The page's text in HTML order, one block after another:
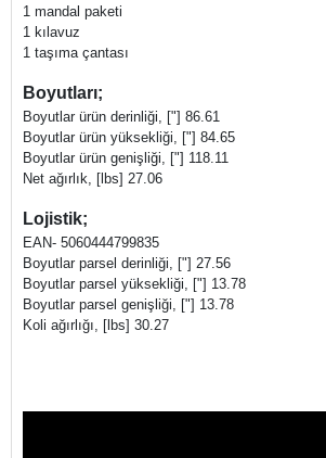
1 mandal paketi
1 kılavuz
1 taşıma çantası
Boyutları;
Boyutlar ürün derinliği, ["] 86.61
Boyutlar ürün yüksekliği, ["] 84.65
Boyutlar ürün genişliği, ["] 118.11
Net ağırlık, [lbs] 27.06
Lojistik;
EAN- 5060444799835
Boyutlar parsel derinliği, ["] 27.56
Boyutlar parsel yüksekliği, ["] 13.78
Boyutlar parsel genişliği, ["] 13.78
Koli ağırlığı, [lbs] 30.27